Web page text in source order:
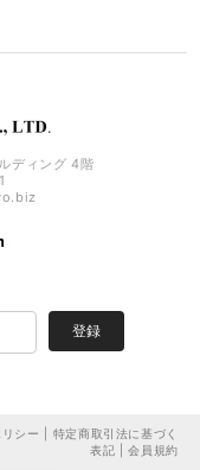
ディング 4階
登録
シー
特定商取引法に基づく
表記
|会員規約